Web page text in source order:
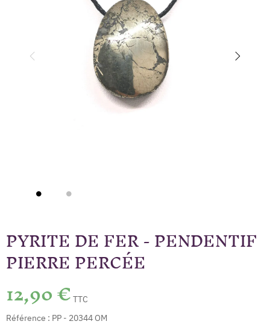
PYRITE DE FER - PENDENTIF
PIERRE PERCÉE
12,90 € TTC
Référence : PP - 20344 OM